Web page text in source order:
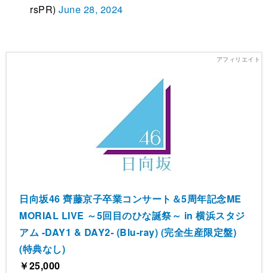
rsPR) June 28, 2024
日向坂46 齊藤京子卒業コンサート＆5周年記念ME
MORIAL LIVE ～5回目のひな誕祭～ in 横浜スタジ
アム -DAY1 & DAY2- (Blu-ray) (完全生産限定盤)
(特典なし)
￥25,000